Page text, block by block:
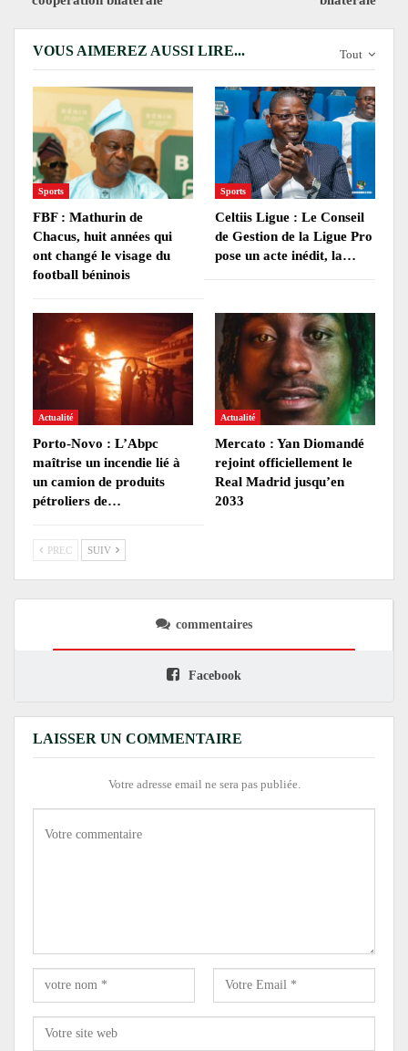
Tout
VOUS AIMEREZ AUSSI LIRE...
Sports
FBF : Mathurin de
Chacus, huit années qui
ont changé le visage du
football béninois
Sports
Celtiis Ligue : Le Conseil
de Gestion de la Ligue Pro
pose un acte inédit, la…
Actualité
Porto-Novo : L’Abpc
maîtrise un incendie lié à
un camion de produits
pétroliers de…
Actualité
Mercato : Yan Diomandé
rejoint officiellement le
Real Madrid jusqu’en
2033
PREC SUIV
commentaires
Facebook
LAISSER UN COMMENTAIRE
Votre adresse email ne sera pas publiée.